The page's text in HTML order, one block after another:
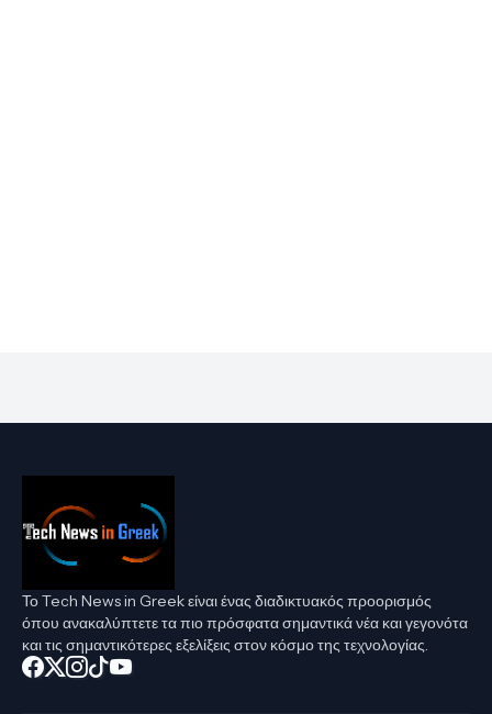
Το Tech News in Greek είναι ένας διαδικτυακός προορισμός
όπου ανακαλύπτετε τα πιο πρόσφατα σημαντικά νέα και γεγονότα
και τις σημαντικότερες εξελίξεις στον κόσμο της τεχνολογίας.